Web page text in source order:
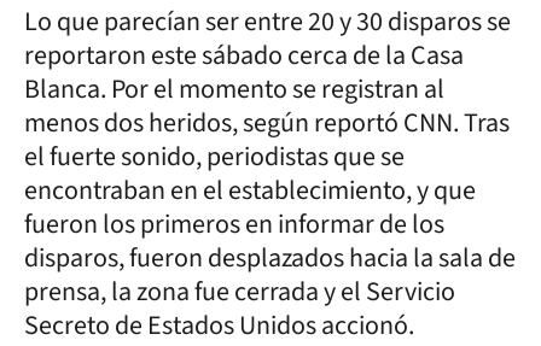
Lo que parecían ser entre 20 y 30 disparos se
reportaron este sábado cerca de la Casa
Blanca. Por el momento se registran al
menos dos heridos, según reportó CNN. Tras
el fuerte sonido, periodistas que se
encontraban en el establecimiento, y que
fueron los primeros en informar de los
disparos, fueron desplazados hacia la sala de
prensa, la zona fue cerrada y el Servicio
Secreto de Estados Unidos accionó.